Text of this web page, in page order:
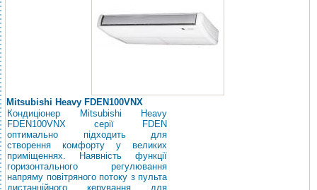
Mitsubishi Heavy FDEN100VNX
Кондиціонер Mitsubishi Heavy
FDEN100VNX серії FDEN
оптимально підходить для
створення комфорту у великих
приміщеннях. Наявність функції
горизонтального регулювання
напряму повітряного потоку з пульта
дистанційного керування для